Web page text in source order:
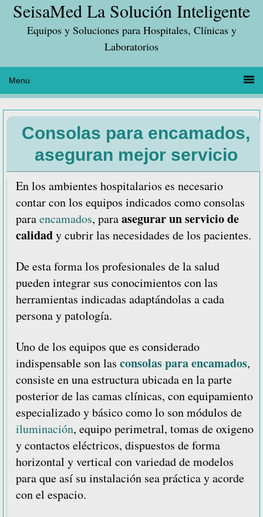
Saltar
principal
Saltar
contenido
Saltar
lateral
principal
SeisaMed La Solución Inteligente
Equipos y Soluciones para Hospitales, Clínicas y
Laboratorios
Consolas para encamados,
aseguran mejor servicio
En los ambientes hospitalarios es necesario
contar con los equipos indicados como consolas
paraencamados, paraasegurar un servicio de
calidady cubrir las necesidades de los pacientes.
De esta forma los profesionales de la salud
pueden integrar sus conocimientos con las
herramientas indicadas adaptándolas a cada
persona y patología.
Uno de los equipos que es considerado
indispensable son las consolas para encamados,
consiste en una estructura ubicada en la parte
posterior de las camas clínicas, con equipamiento
especializado y básico como lo son módulos de
iluminación, equipo perimetral, tomas de oxigeno
y contactos eléctricos, dispuestos de forma
horizontal y vertical con variedad de modelos
para que así su instalación sea práctica y acorde
con el espacio.